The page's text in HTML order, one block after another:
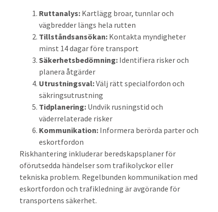
Ruttanalys: Kartlägg broar, tunnlar och
vägbredder längs hela rutten
Tillståndsansökan: Kontakta myndigheter
minst 14 dagar före transport
Säkerhetsbedömning: Identifiera risker och
planera åtgärder
Utrustningsval:Välj rätt specialfordon och
säkringsutrustning
Tidplanering: Undvik rusningstid och
väderrelaterade risker
Kommunikation: Informera berörda parter och
eskortfordon
Riskhantering inkluderar beredskapsplaner för
oförutsedda händelser som trafikolyckor eller
tekniska problem. Regelbunden kommunikation med
eskortfordon och trafikledning är avgörande för
transportens säkerhet.